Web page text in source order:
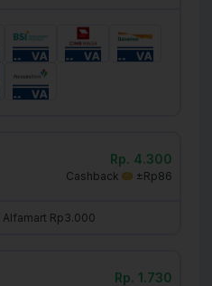
Rp. 4.300
Cashback ±Rp86
Rp3.000
Rp. 1.730